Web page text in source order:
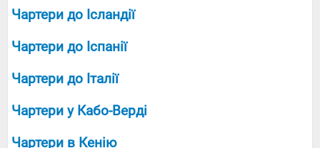
Чартери до Ісландії
Чартери до Іспанії
Чартери до Італії
Чартери у Кабо-Верді
Чартери в Кенію